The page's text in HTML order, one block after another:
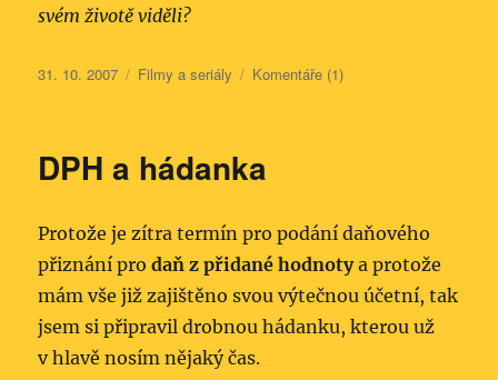
svém životě viděli?
Publikováno:
31. 10. 2007 Rubriky:
Filmy a seriály Komentáře (1)
DPH a hádanka
Protože je zítra termín pro podání daňového
přiznání prodaň z přidané hodnotya protože
mám vše již zajištěno svou výtečnou účetní, tak
jsem si připravil drobnou hádanku, kterou už
v hlavě nosím nějaký čas.